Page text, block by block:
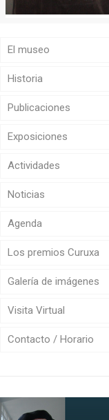
El museo
Historia
Publicaciones
Exposiciones
Actividades
Noticias
Agenda
Los premios Curuxa
Galería de imágenes
Visita Virtual
Contacto / Horario